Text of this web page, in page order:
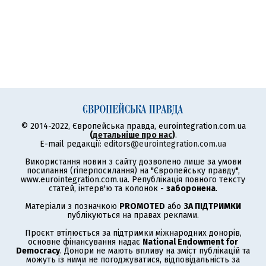
© 2014-2022, Європейська правда, eurointegration.com.ua
(детальніше про нас).
E-mail редакції: editors@eurointegration.com.ua
Використання новин з сайту дозволено лише за умови
посилання (гіперпосилання) на "Європейську правду",
www.eurointegration.com.ua. Републікація повного тексту
статей, інтерв'ю та колонок - заборонена.
Матеріали з позначкою PROMOTED або ЗА ПІДТРИМКИ
публікуються на правах реклами.
Проєкт втілюється за підтримки міжнародних донорів,
основне фінансування надає National Endowment for
Democracy. Донори не мають впливу на зміст публікацій та
можуть із ними не погоджуватися, відповідальність за